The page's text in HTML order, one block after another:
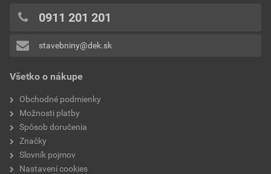
Pridávať hodnotenie môže iba prihlásený užívateľ.
Všetko o nákupe
Obchodné podmienky
Možnosti platby
Spôsob doručenia
Značky
Slovník pojmov
Nastavení cookies
0911 201 201
stavebniny@dek.sk